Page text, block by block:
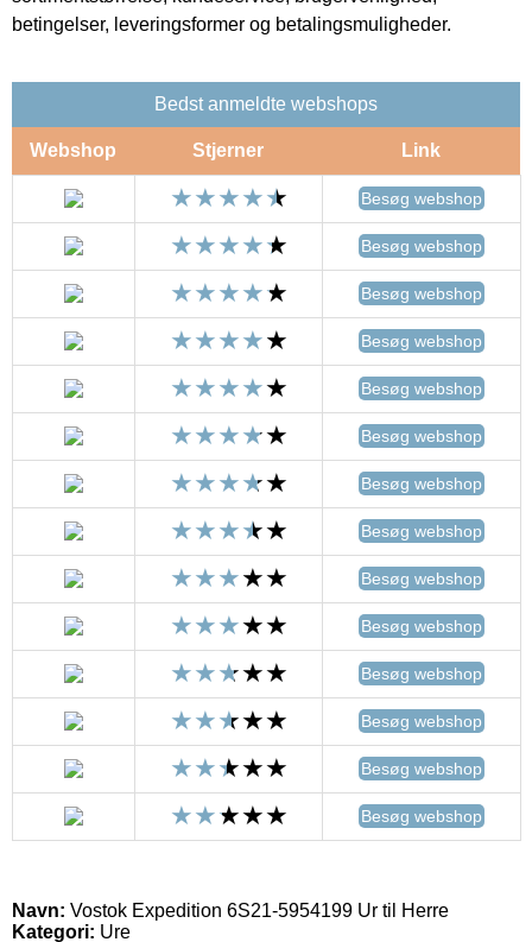
betingelser, leveringsformer og betalingsmuligheder.
Bedst anmeldte webshops
Webshop Stjerner Link
Besøg webshop
Besøg webshop
Besøg webshop
Besøg webshop
Besøg webshop
Besøg webshop
Besøg webshop
Besøg webshop
Besøg webshop
Besøg webshop
Besøg webshop
Besøg webshop
Besøg webshop
Besøg webshop
Navn: Vostok Expedition 6S21-5954199 Ur til Herre
Kategori: Ure